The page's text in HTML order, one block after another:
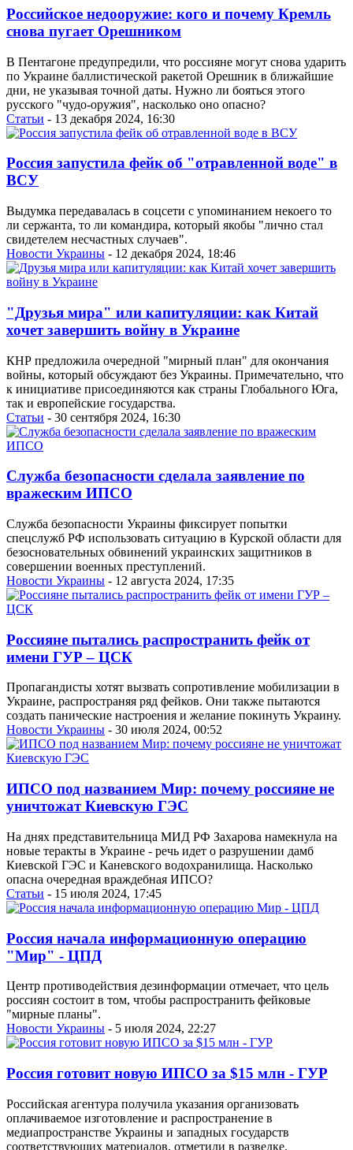
Российское недооружие: кого и почему Кремль
снова пугает Орешником
В Пентагоне предупредили, что россияне могут снова ударить
по Украине баллистической ракетой Орешник в ближайшие
дни, не указывая точной даты. Нужно ли бояться этого
русского "чудо-оружия", насколько оно опасно?
Статьи - 13 декабря 2024, 16:30
Россия запустила фейк об "отравленной воде" в
ВСУ
Выдумка передавалась в соцсети с упоминанием некоего то
ли сержанта, то ли командира, который якобы "лично стал
свидетелем несчастных случаев".
Новости Украины - 12 декабря 2024, 18:46
"Друзья мира" или капитуляции: как Китай
хочет завершить войну в Украине
КНР предложила очередной "мирный план" для окончания
войны, который обсуждают без Украины. Примечательно, что
к инициативе присоединяются как страны Глобального Юга,
так и европейские государства.
Статьи - 30 сентября 2024, 16:30
Служба безопасности сделала заявление по
вражеским ИПСО
Служба безопасности Украины фиксирует попытки
спецслужб РФ использовать ситуацию в Курской области для
безосновательных обвинений украинских защитников в
совершении военных преступлений.
Новости Украины - 12 августа 2024, 17:35
Россияне пытались распространить фейк от
имени ГУР – ЦСК
Пропагандисты хотят вызвать сопротивление мобилизации в
Украине, распространяя ряд фейков. Они также пытаются
создать панические настроения и желание покинуть Украину.
Новости Украины - 30 июля 2024, 00:52
ИПСО под названием Мир: почему россияне не
уничтожат Киевскую ГЭС
На днях представительница МИД РФ Захарова намекнула на
новые теракты в Украине - речь идет о разрушении дамб
Киевской ГЭС и Каневского водохранилища. Насколько
опасна очередная враждебная ИПСО?
Статьи - 15 июля 2024, 17:45
Россия начала информационную операцию
"Мир" - ЦПД
Центр противодействия дезинформации отмечает, что цель
россиян состоит в том, чтобы распространить фейковые
"мирные планы".
Новости Украины - 5 июля 2024, 22:27
Россия готовит новую ИПСО за $15 млн - ГУР
Российская агентура получила указания организовать
оплачиваемое изготовление и распространение в
медиапространстве Украины и западных государств
соответствующих материалов, отметили в разведке.